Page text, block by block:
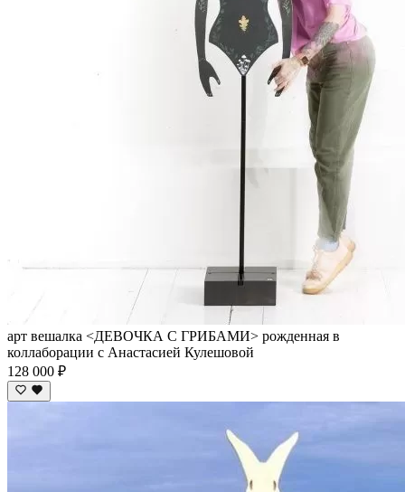
арт вешалка <ДЕВОЧКА С ГРИБАМИ> рожденная в
коллаборации с Анастасией Кулешовой
128 000 ₽